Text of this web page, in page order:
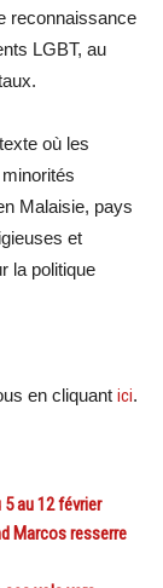
reconnaissance
LGBT, au
où les
Malaisie, pays
et
la politique
en cliquant ici.
5 au 12 février
Marcos resserre